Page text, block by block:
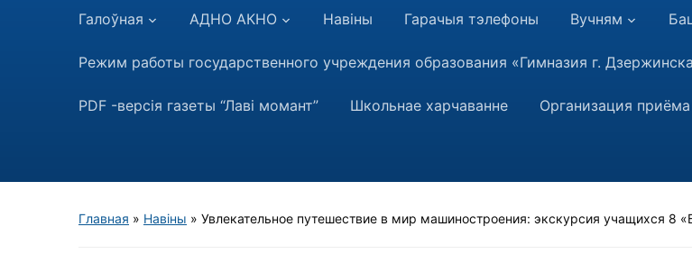
Галоўная АДНО АКНО Навiны Гарачыя тэлефоны Вучням
Режим работы государственного учреждения образования «Гимназия г.
PDF -версія газеты “Лаві момант” Школьнае харчаванне Организация приёма
Главная » Навiны » Увлекательное путешествие в мир машиностроения: экскурсия учащихся